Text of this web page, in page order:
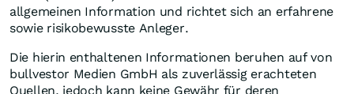
allgemeinen Information und richtet sich an erfahrene
sowie risikobewusste Anleger.
Die hierin enthaltenen Informationen beruhen auf von
bullvestor Medien GmbH als zuverlässig erachteten
Quellen, jedoch kann keine Gewähr für deren